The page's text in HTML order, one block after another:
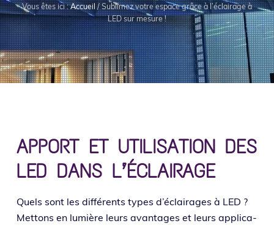
o
n
p
r
i
n
i
n
c
i
p
a
e
Vous êtes ici :Accueil/Sublimez votre espace grâce à l’éclairage à
LED sur mesure !
APPORT ET UTILISATION DES
LED DANS L’ÉCLAIRAGE
Quels sont les dif­fé­rents types d’é­clai­rages à LED ?
Mettons en lumière leurs avan­tages et leurs appli­ca­